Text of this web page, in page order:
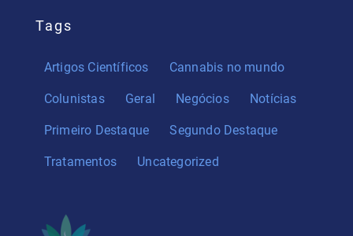
Tags
Artigos Científicos Cannabis no mundo
Colunistas Geral Negócios Notícias
Primeiro Destaque Segundo Destaque
Tratamentos Uncategorized